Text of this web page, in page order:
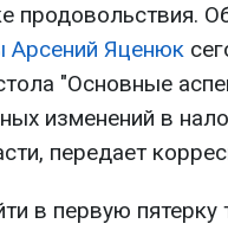
продовольствия.
Арсений Яценюк
"Основные
изменений в
передает
в первую пятерку